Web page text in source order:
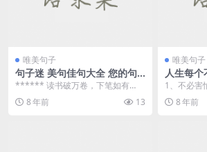
唯美句子
句子迷 美句佳句大全 您的句
子摘抄本 伤感的句子
****** 读书破万卷，下笔如有
神。 ****** ...
8 年前 13
唯美句子
人生每
同的人
1、不必害
要还记着
某一刻，以
8 年前